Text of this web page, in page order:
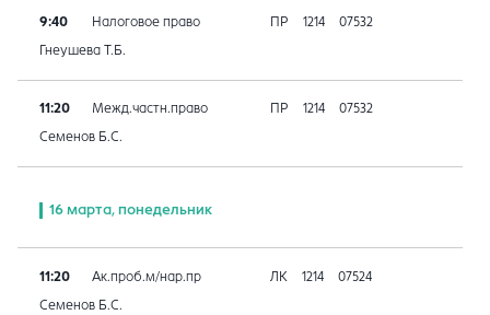
9:40 Налоговое право ПР 1214 07532
Гнеушева Т.Б.
11:20 Межд.частн.право ПР 1214 07532
Семенов Б.С.
16 марта, понедельник
11:20 Ак.проб.м/нар.пр ЛК 1214 07524
Семенов Б.С.